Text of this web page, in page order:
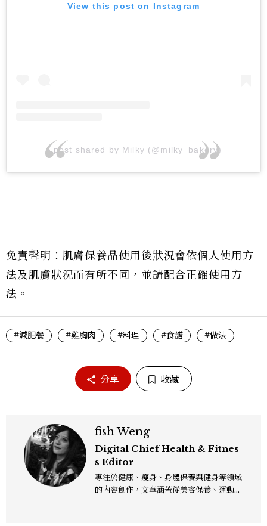
View this post on Instagram
A post shared by Milky (@milky_bakery)
免責聲明：肌膚保養品使用後狀況會依個人使用方
法及肌膚狀況而有所不同，並請配合正確使用方
法。
#減肥餐 #雞胸肉 #料理 #食譜 #做法
分享 收藏
fish Weng
Digital Chief Health & Fitnes
s Editor
專注於健康、瘦身、身體保養與健身等領域
的內容創作，文章涵蓋從美容保養、運動健